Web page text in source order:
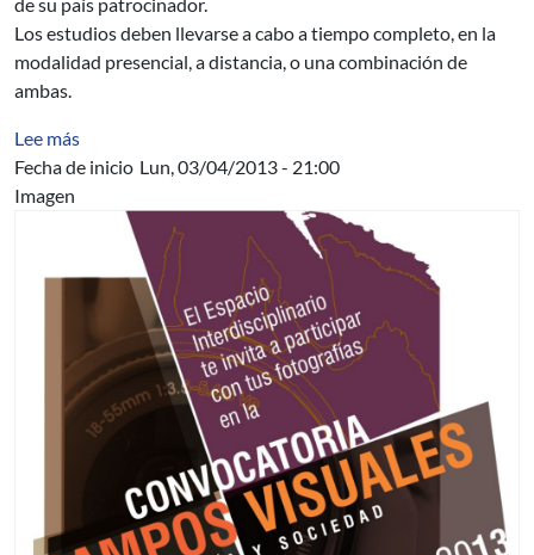
Los estudios deben llevarse a cabo a tiempo completo, en la
modalidad presencial, a distancia, o una combinación de
ambas.
Lee mássobre Inscripción a curso de Posgrado CPAP
Fecha de inicio Lun, 03/04/2013 - 21:00
Imagen